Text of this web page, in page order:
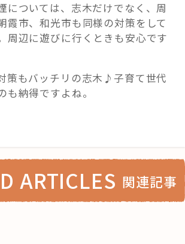
については、志木だけでなく、周
霞市、和光市も同様の対策をして
周辺に遊びに行くときも安心です
策もバッチリの志木♪子育て世代
も納得ですよね。
ARTICLES 関連記事